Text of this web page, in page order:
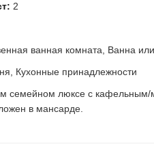
2
ванная комната, Ванна
Кухонные принадлежности
семейном люксе с кафельным/
в мансарде.